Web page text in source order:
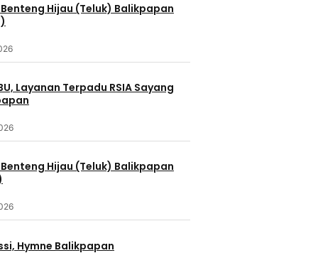
Hijau (Teluk) Balikpapan
Layanan Terpadu RSIA Sayang
Hijau (Teluk) Balikpapan
Hymne Balikpapan